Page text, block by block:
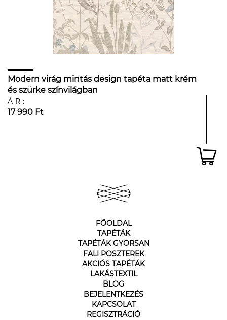
Modern virág mintás design tapéta matt krém
és szürke színvilágban
ÁR:
17 990 Ft
FŐOLDAL
TAPÉTÁK
TAPÉTÁK GYORSAN
FALI POSZTEREK
AKCIÓS TAPÉTÁK
LAKÁSTEXTIL
BLOG
BEJELENTKEZÉS
KAPCSOLAT
REGISZTRÁCIÓ